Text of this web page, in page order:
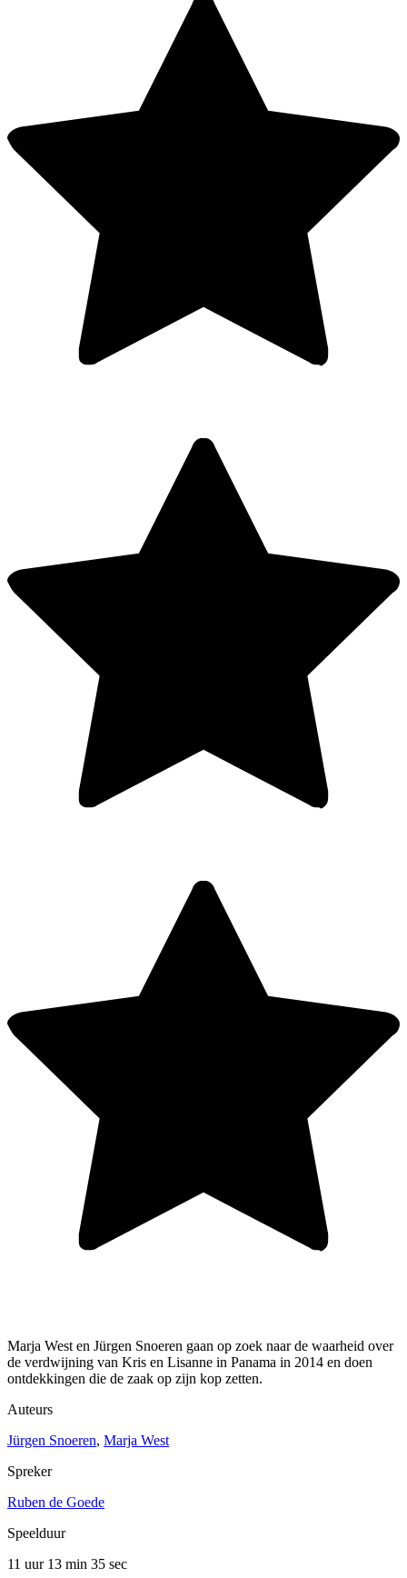
Marja West en Jürgen Snoeren gaan op zoek naar de waarheid over
de verdwijning van Kris en Lisanne in Panama in 2014 en doen
ontdekkingen die de zaak op zijn kop zetten.
Auteurs
Jürgen Snoeren, Marja West
Spreker
Ruben de Goede
Speelduur
11 uur 13 min 35 sec